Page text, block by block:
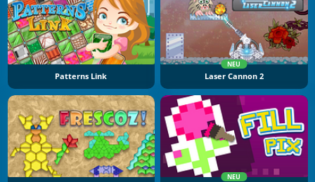
Patterns Link
NEU
Laser Cannon 2
NEU